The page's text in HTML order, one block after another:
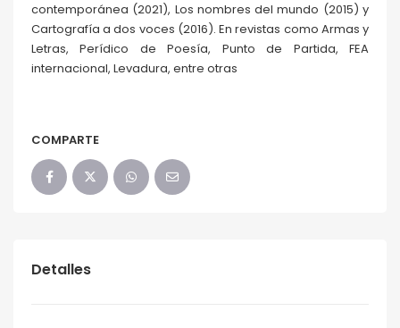
contemporánea (2021), Los nombres del mundo (2015) y
Cartografía a dos voces (2016). En revistas como Armas y
Letras, Perídico de Poesía, Punto de Partida, FEA
internacional, Levadura, entre otras
COMPARTE
Detalles